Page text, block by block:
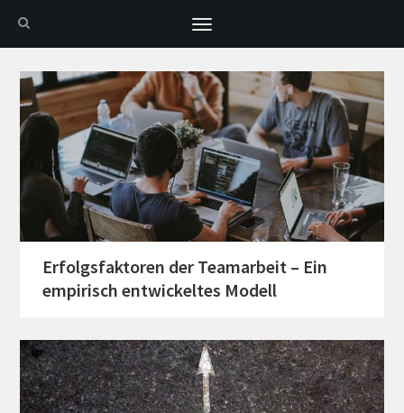
Toggle
navigation
Erfolgsfaktoren der Teamarbeit – Ein
empirisch entwickeltes Modell